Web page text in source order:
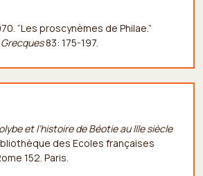
“Les proscynèmes de Philae.”
83: 175-197.
et l’histoire de Béotie au IIIe siècle
des Ecoles françaises
152. Paris.